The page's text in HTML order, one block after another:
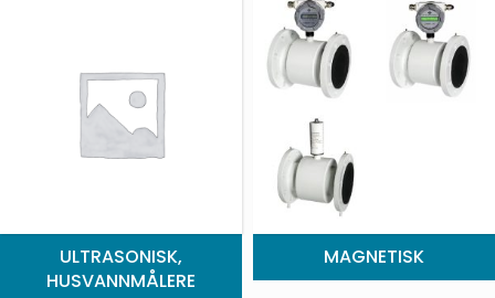
ULTRASONISK,
HUSVANNMÅLERE
MAGNETISK